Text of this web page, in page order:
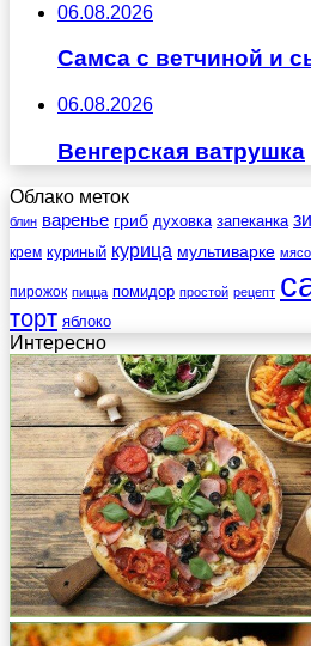
06.08.2026
Самса с ветчиной и
06.08.2026
Венгерская ватрушка
Облако меток
блин варенье гриб духовка запеканка
крем куриный курица мультиварке мясо
пирожок пицца помидор простой рецепт
торт яблоко
Интересно